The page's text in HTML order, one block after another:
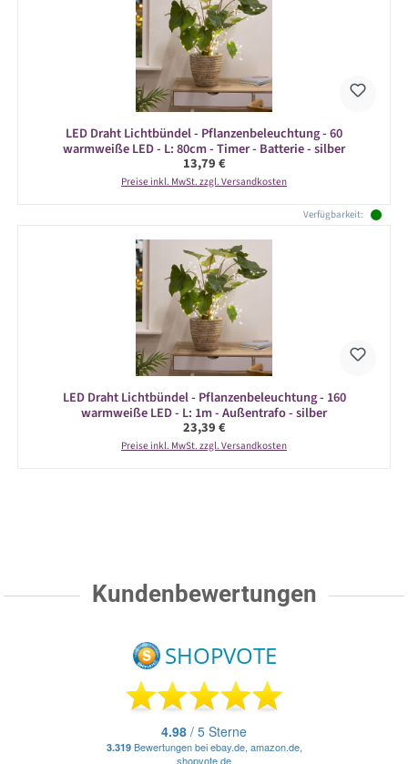
LED Draht Lichtbündel - Pflanzenbeleuchtung - 60
warmweiße LED - L: 80cm - Timer - Batterie - silber
Regulärer Preis:
13,79 €
Preise inkl. MwSt. zzgl. Versandkosten
Verfügbarkeit:
LED Draht Lichtbündel - Pflanzenbeleuchtung - 160
warmweiße LED - L: 1m - Außentrafo - silber
Regulärer Preis:
23,39 €
Preise inkl. MwSt. zzgl. Versandkosten
Kundenbewertungen